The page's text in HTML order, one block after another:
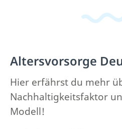
Altersvorsorge
Hier erfährst du mehr
Nachhaltigkeitsfaktor
Modell!